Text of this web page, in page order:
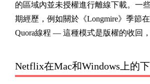
的區域內並未授權進行離線下載。一
期經歷，例如關於《Longmire》季節
Quora線程 — 這種模式是版權的收回
Netflix在Mac和Windows上的